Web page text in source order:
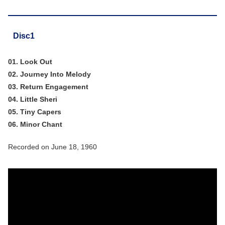
Disc1
01. Look Out
02. Journey Into Melody
03. Return Engagement
04. Little Sheri
05. Tiny Capers
06. Minor Chant
Recorded on June 18, 1960